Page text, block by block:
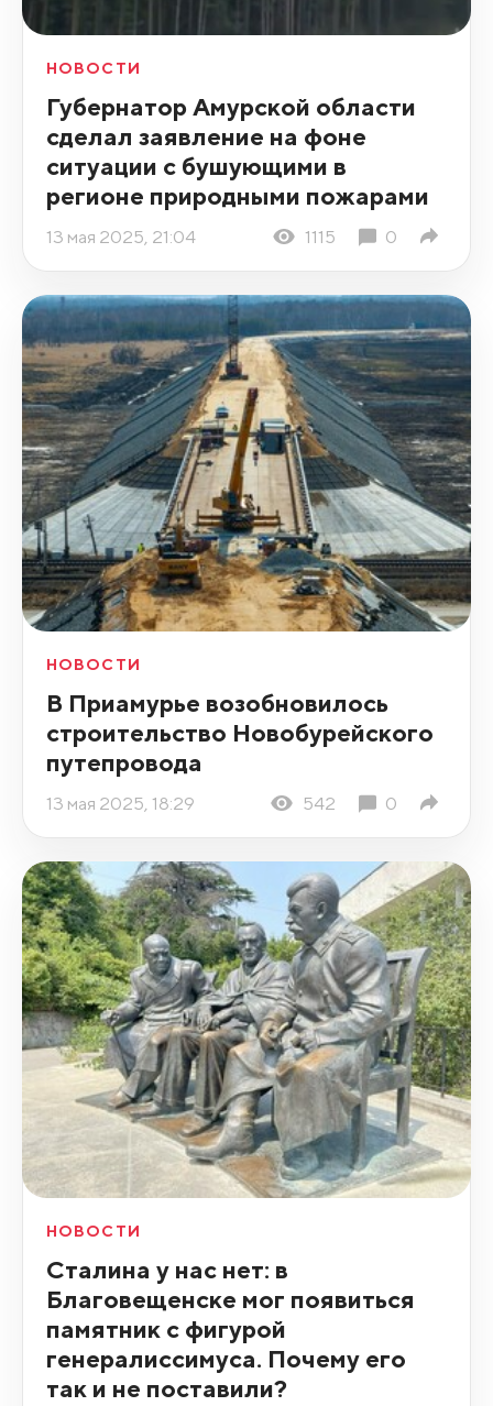
НОВОСТИ
Губернатор Амурской области
сделал заявление на фоне
ситуации с бушующими в
регионе природными пожарами
13 мая 2025, 21:04 1115 0
НОВОСТИ
В Приамурье возобновилось
строительство Новобурейского
путепровода
13 мая 2025, 18:29 542 0
НОВОСТИ
Сталина у нас нет: в
Благовещенске мог появиться
памятник с фигурой
генералиссимуса. Почему его
так и не поставили?